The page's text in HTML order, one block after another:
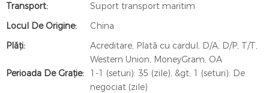
Transport:
Suport transport maritim
Locul De Origine:
China
Plăți:
Acreditare, Plată cu cardul, D/A, D/P, T/T,
Western Union, MoneyGram, OA
Perioada De Graţie:
1-1 (seturi): 35 (zile), &gt; 1 (seturi): De
negociat (zile)